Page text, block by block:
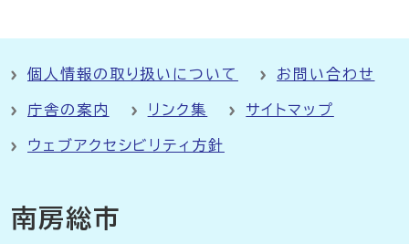
個人情報の取り扱いについて お問い合わせ
庁舎の案内 リンク集 サイトマップ
ウェブアクセシビリティ方針
南房総市